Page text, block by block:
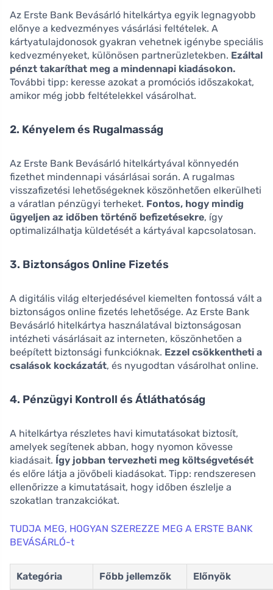
Az Erste Bank Bevásárló hitelkártya egyik legnagyobb
előnye a kedvezményes vásárlási feltételek. A
kártyatulajdonosok gyakran vehetnek igénybe speciális
kedvezményeket, különösen partnerüzletekben. Ezáltal
pénzt takaríthat meg a mindennapi kiadásokon.
További tipp: keresse azokat a promóciós időszakokat,
amikor még jobb feltételekkel vásárolhat.
2. Kényelem és Rugalmasság
Az Erste Bank Bevásárló hitelkártyával könnyedén
fizethet mindennapi vásárlásai során. A rugalmas
visszafizetési lehetőségeknek köszönhetően elkerülheti
a váratlan pénzügyi terheket. Fontos, hogy mindig
ügyeljen az időben történő befizetésekre, így
optimalizálhatja küldetését a kártyával kapcsolatosan.
3. Biztonságos Online Fizetés
A digitális világ elterjedésével kiemelten fontossá vált a
biztonságos online fizetés lehetősége. Az Erste Bank
Bevásárló hitelkártya használatával biztonságosan
intézheti vásárlásait az interneten, köszönhetően a
beépített biztonsági funkcióknak. Ezzel csökkentheti a
csalások kockázatát, és nyugodtan vásárolhat online.
4. Pénzügyi Kontroll és Átláthatóság
A hitelkártya részletes havi kimutatásokat biztosít,
amelyek segítenek abban, hogy nyomon kövesse
kiadásait. Így jobban tervezheti meg költségvetését
és előre látja a jövőbeli kiadásokat. Tipp: rendszeresen
ellenőrizze a kimutatásait, hogy időben észlelje a
szokatlan tranzakciókat.
TUDJA MEG, HOGYAN SZEREZZE MEG A ERSTE BANK
BEVÁSÁRLÓ-t
Kategória Főbb jellemzők Előnyök